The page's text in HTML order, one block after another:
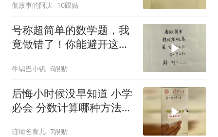
侃故事的阿庆 10跟贴
号称超简单的数学题，我
竟做错了！你能避开这个
牛锅巴小钒 6跟贴
后悔小时候没早知道 小学
必会 分数计算哪种方法更
瑾瑜爸育儿 7跟贴